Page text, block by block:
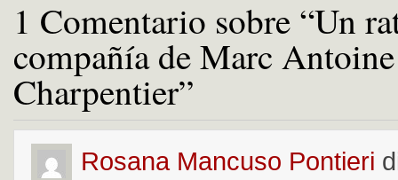
1 Comentario sobre “Un
compañía de Marc Antoine
Charpentier”
Rosana Mancuso Pontieri